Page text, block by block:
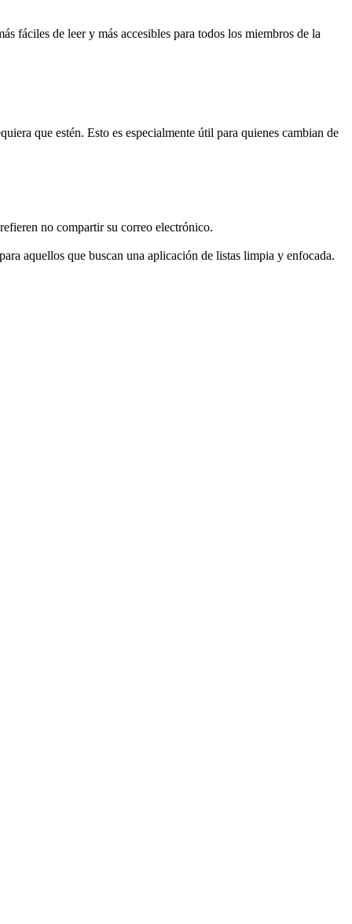
fáciles de leer y más accesibles para todos los miembros de la
que estén. Esto es especialmente útil para quienes cambian de
no compartir su correo electrónico.
aquellos que buscan una aplicación de listas limpia y enfocada.